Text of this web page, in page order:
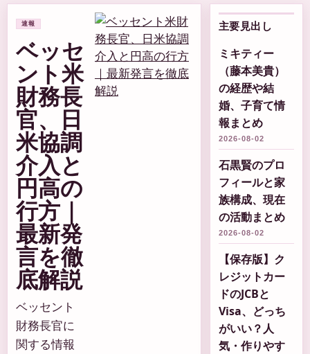
速報
ベッセ
ント米
財務長
官、日
米協調
介入と
円高の
行方｜
最新発
言を徹
底解説
ベッセント
財務長官に
関する情報
主要見出し
ミキティー
（藤本美貴）
の経歴や結
婚、子育て情
報まとめ
2026-08-02
石黒賢のプロ
フィールと家
族構成、現在
の活動まとめ
2026-08-02
【保存版】ク
レジットカー
ドのJCBと
Visa、どっち
がいい？人
気・作りやす